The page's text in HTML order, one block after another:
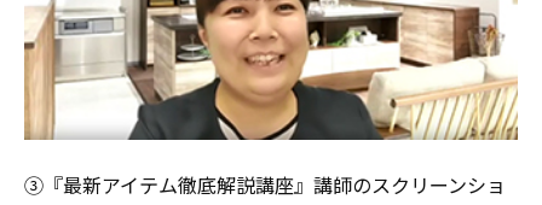
③『最新アイテム徹底解説講座』講師のスクリーンショ